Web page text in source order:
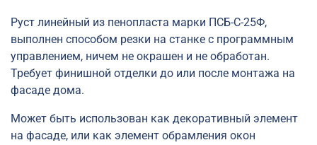
Руст линейный из пенопласта марки ПСБ-С-25Ф,
выполнен способом резки на станке с программным
управлением, ничем не окрашен и не обработан.
Требует финишной отделки до или после монтажа на
фасаде дома.
Может быть использован как декоративный элемент
на фасаде, или как элемент обрамления окон